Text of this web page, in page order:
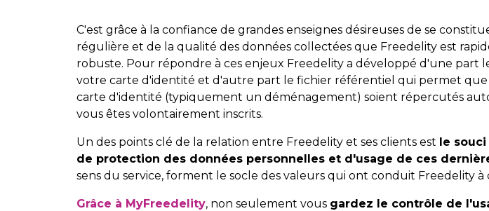
C'est grâce à la confiance de grandes enseignes désireuses de se
régulière et de la qualité des données collectées que Freedelity est
robuste. Pour répondre à ces enjeux Freedelity a développé d'une part
votre carte d'identité et d'autre part le fichier référentiel qui permet
carte d'identité (typiquement un déménagement) soient répercutés
vous êtes volontairement inscrits.
Un des points clé de la relation entre Freedelity et ses clients est le
de protection des données personnelles et d'usage de ces
sens du service, forment le socle des valeurs qui ont conduit Freedelity
Grâce à MyFreedelity, non seulement vous gardez le contrôle de